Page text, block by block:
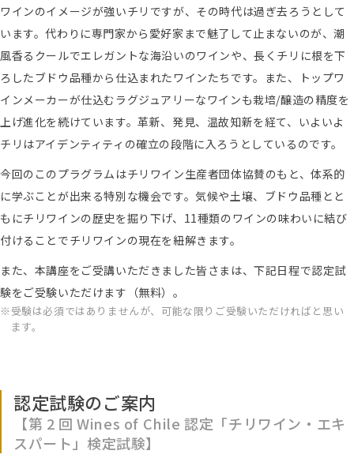
ワインのイメージが強いチリですが、その時代は過ぎ去ろうとして
います。代わりに専門家から愛好家まで魅了して止まないのが、潮
風香るクールでエレガントな海沿いのワインや、長くチリに根を下
ろしたブドウ品種から仕込まれたワインたちです。また、トップワ
インメーカーが仕込むラグジュアリーなワインも栽培/醸造の精度を
上げ進化を続けています。革新、発見、温故知新を経て、いよいよ
チリはアイデンティティの確立の段階に入ろうとしているのです。
今回のこのプラグラムはチリワイン生産者団体協賛のもと、体系的
に学ぶことが出来る特別な機会です。気候や土壌、ブドウ品種とと
もにチリワインの歴史を掘り下げ、11種類のワインの味わいに結び
付けることでチリワインの現在を紐解きます。
また、本講座をご受講いただきました皆さまは、下記日程で認定試
験をご受験いただけます（無料）。
受験は必須ではありませんが、可能な限りご受験いただければと思い
ます。
認定試験のご案内
【第 2 回 Wines of Chile 認定「チリワイン・エキ
スパート」検定試験】